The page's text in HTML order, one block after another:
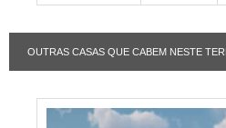
OUTRAS CASAS QUE CABEM NESTE